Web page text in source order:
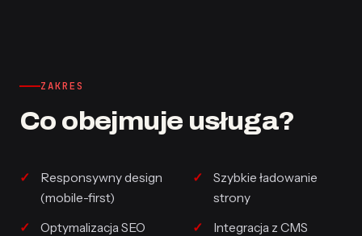
ZAKRES
Co obejmuje usługa?
Responsywny design
(mobile-first)
Szybkie ładowanie
strony
Optymalizacja SEO
Integracja z CMS